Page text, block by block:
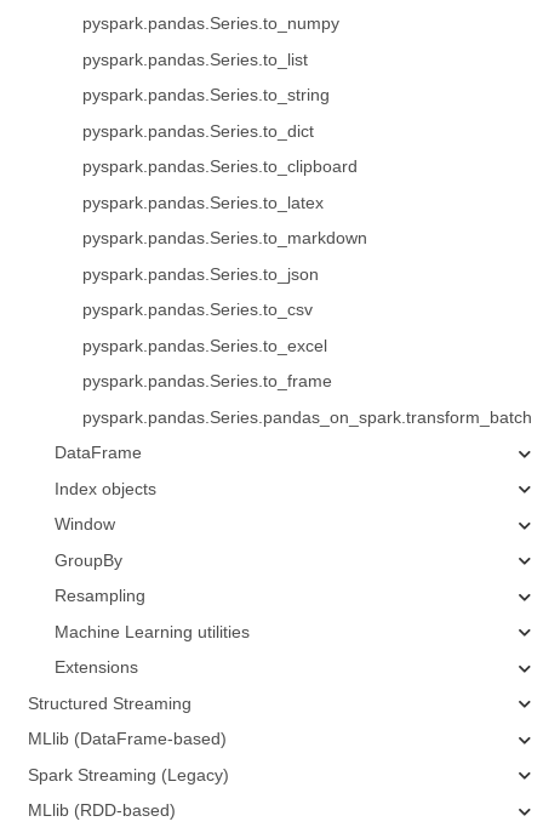
pyspark.pandas.Series.to_numpy
pyspark.pandas.Series.to_list
pyspark.pandas.Series.to_string
pyspark.pandas.Series.to_dict
pyspark.pandas.Series.to_clipboard
pyspark.pandas.Series.to_latex
pyspark.pandas.Series.to_markdown
pyspark.pandas.Series.to_json
pyspark.pandas.Series.to_csv
pyspark.pandas.Series.to_excel
pyspark.pandas.Series.to_frame
pyspark.pandas.Series.pandas_on_spark.transform_batch
DataFrame
Index objects
Window
GroupBy
Resampling
Machine Learning utilities
Extensions
Structured Streaming
MLlib (DataFrame-based)
Spark Streaming (Legacy)
MLlib (RDD-based)